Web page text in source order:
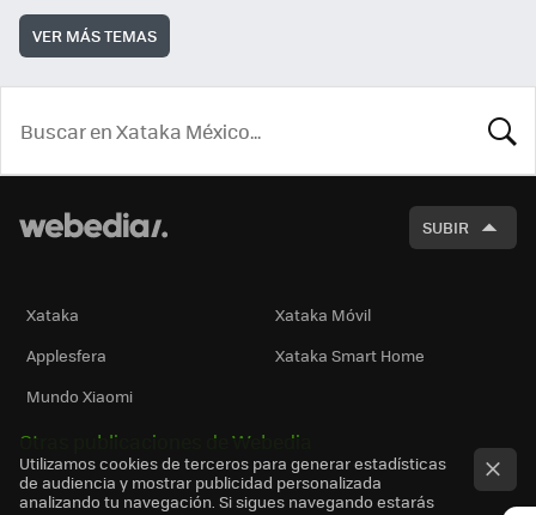
VER MÁS TEMAS
SUBIR
Xataka
Xataka Móvil
Applesfera
Xataka Smart Home
Mundo Xiaomi
Otras publicaciones de Webedia
Utilizamos cookies de terceros para generar estadísticas
de audiencia y mostrar publicidad personalizada
analizando tu navegación. Si sigues navegando estarás